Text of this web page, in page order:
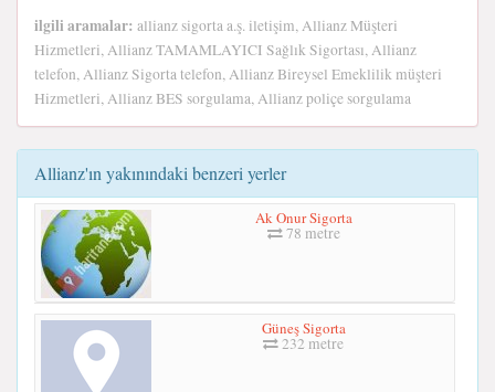
ilgili aramalar: allianz sigorta a.ş. iletişim, Allianz Müşteri
Hizmetleri, Allianz TAMAMLAYICI Sağlık Sigortası, Allianz
telefon, Allianz Sigorta telefon, Allianz Bireysel Emeklilik müşteri
Hizmetleri, Allianz BES sorgulama, Allianz poliçe sorgulama
Allianz'ın yakınındaki benzeri yerler
Ak Onur Sigorta
78 metre
Güneş Sigorta
232 metre